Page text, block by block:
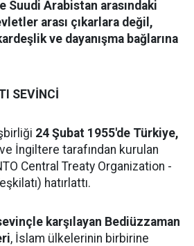
Suudi Arabistan arasındaki
arası çıkarlara değil,
ve dayanışma bağlarına
SEVİNCİ
24 Şubat 1955'de Türkiye,
ve İngiltere tarafından kurulan
Central Treaty Organization -
hatırlattı.
karşılayan Bediüzzaman
, İslam ülkelerinin birbirine